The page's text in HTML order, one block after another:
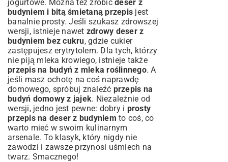
jogurtowe. Można też zrobić deser z
budyniem i bitą śmietaną przepis jest
banalnie prosty. Jeśli szukasz zdrowszej
wersji, istnieje nawet zdrowy deser z
budyniem bez cukru, gdzie cukier
zastępujesz erytrytolem. Dla tych, którzy
nie piją mleka krowiego, istnieje także
przepis na budyń z mleka roślinnego. A
jeśli masz ochotę na coś naprawdę
domowego, spróbuj znaleźć przepis na
budyń domowy z jajek. Niezależnie od
wersji, jedno jest pewne: dobry i prosty
przepis na deser z budyniem to coś, co
warto mieć w swoim kulinarnym
arsenale. To klasyk, który nigdy nie
zawodzi i zawsze przynosi uśmiech na
twarz. Smacznego!